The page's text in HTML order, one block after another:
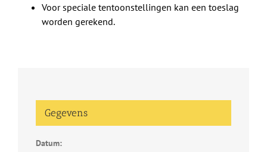
Voor speciale tentoonstellingen kan een toeslag
worden gerekend.
Gegevens
Datum: